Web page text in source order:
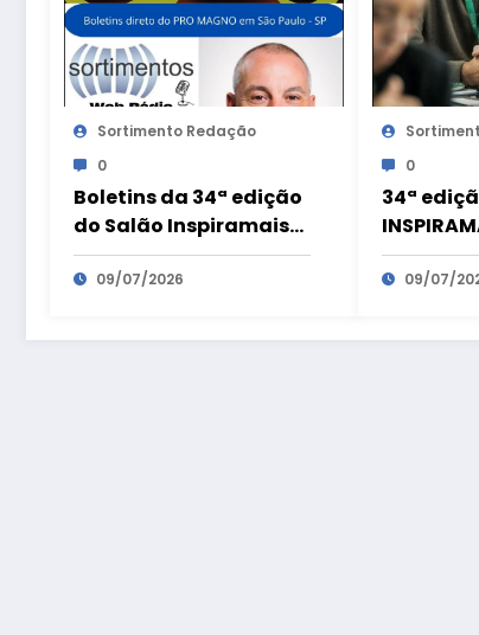
Sortimento Redação
0
Boletins da 34ª edição
do Salão Inspiramais
em São Paulo com
Cláudio Alves
09/07/2026
0
34ª
mais de
o
09/07/